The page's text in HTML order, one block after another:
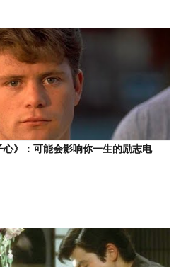
心》：可能会影响你一生的励志电